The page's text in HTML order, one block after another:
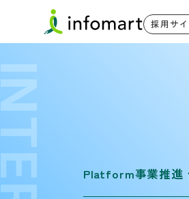
採用サ
Platform事業推進